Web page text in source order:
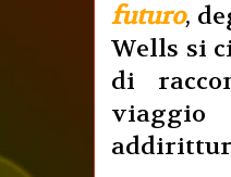
futuro,
Wells si
di